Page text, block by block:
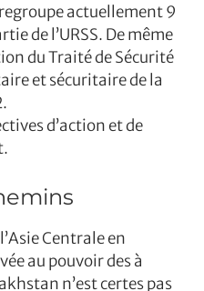
actuellement 9
de l’URSS. De même
du Traité de Sécurité
et sécuritaire de la
d’action et de
Centrale en
au pouvoir des à
n’est certes pas